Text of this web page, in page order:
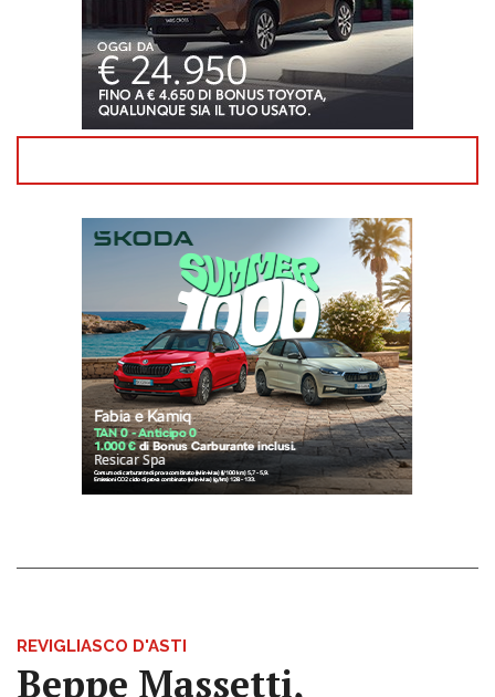
REVIGLIASCO D'ASTI
Beppe Massetti,